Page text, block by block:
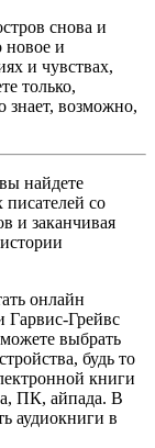
снова и
новое и
и чувствах,
только,
знает, возможно,
найдете
со
и заканчивая
онлайн
Гарвис-Грейвс
выбрать
будь то
книги
ПК, айпада. В
аудиокниги в